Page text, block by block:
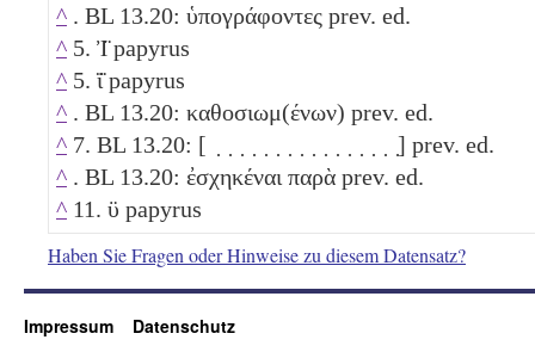
^ . BL 13.20: ὑπογράφοντες prev. ed.
^ 5. Ἰ̈ papyrus
^ 5. ϊ̈ papyrus
^ . BL 13.20: καθοσιωμ(ένων) prev. ed.
^ 7. BL 13.20: [ ̣ ̣ ̣ ̣ ̣ ̣ ̣ ̣ ̣ ̣ ̣ ̣ ̣ ̣ ̣ ̣] prev. ed.
^ . BL 13.20: ἐσχηκέναι παρὰ prev. ed.
^ 11. ϋ papyrus
Haben Sie Fragen oder Hinweise zu diesem Datensatz?
Impressum Datenschutz